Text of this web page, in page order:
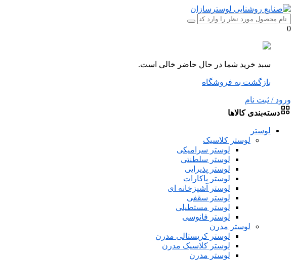
0
سبد خرید شما در حال حاضر خالی است.
بازگشت به فروشگاه
ورود / ثبت نام
دسته‌بندی کالاها
لوستر
لوستر کلاسیک
لوستر سرامیکی
لوستر سلطنتی
لوستر پذیرایی
لوستر باکارات
لوستر آشپزخانه ای
لوستر سقفی
لوستر مستطیلی
لوستر فانوسی
لوستر مدرن
لوستر کریستالی مدرن
لوستر کلاسیک مدرن
لوستر مدرن